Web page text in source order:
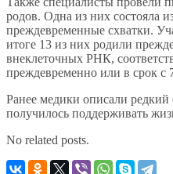
родов. Одна из них состояла
преждевременные схватки.
итоге 13 из них родили
внеклеточных РНК,
преждевременно или в срок с
Ранее медики описали
получилось поддерживать
No related posts.